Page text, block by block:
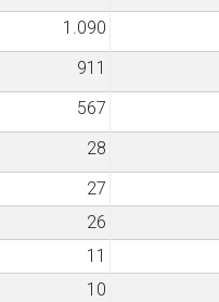
1.090
911
567
28
27
26
11
10